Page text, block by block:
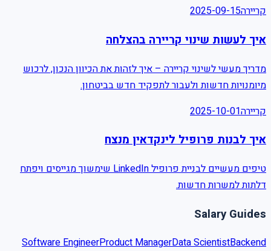
קריירה2025-09-15
איך לעשות שינוי קריירה בהצלחה
מדריך מעשי לשינוי קריירה – איך לזהות את הכיוון הנכון, לרכוש
מיומנויות חדשות ולעבור לתפקיד חדש בביטחון.
קריירה2025-10-01
איך לבנות פרופיל לינקדאין מנצח
טיפים מעשיים לבניית פרופיל LinkedIn שימשוך מגייסים ויפתח
דלתות למשרות חדשות.
Salary Guides
Software EngineerProduct ManagerData ScientistBackend